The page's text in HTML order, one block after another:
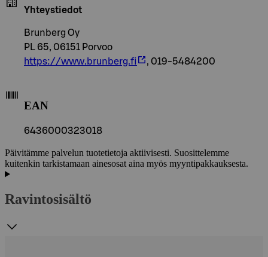
Yhteystiedot
Brunberg Oy
PL 65, 06151 Porvoo
https://www.brunberg.fi
, 019-5484200
EAN
6436000323018
Päivitämme palvelun tuotetietoja aktiivisesti. Suosittelemme
kuitenkin tarkistamaan ainesosat aina myös myyntipakkauksesta.
Ravintosisältö